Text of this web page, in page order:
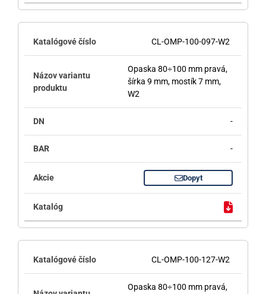
CL-OMP-100-097-W2
Opaska 80÷100 mm pravá,
šírka 9 mm, mostík 7 mm,
W2
-
-
Dopyt
CL-OMP-100-127-W2
Opaska 80÷100 mm pravá,